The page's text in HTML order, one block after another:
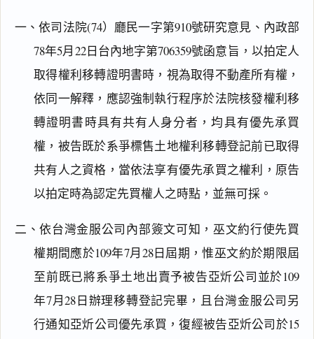
一、依司法院(74）廳民一字第910號研究意見、內政部
78年5月22日台內地字第706359號函意旨，以拍定人
取得權利移轉證明書時，視為取得不動產所有權，
依同一解釋，應認強制執行程序於法院核發權利移
轉證明書時具有共有人身分者，均具有優先承買
權，被告既於系爭標售土地權利移轉登記前已取得
共有人之資格，當依法享有優先承買之權利，原告
以拍定時為認定先買權人之時點，並無可採。
二、依台灣金服公司內部簽文可知，巫文約行使先買
權期間應於109年7月28日屆期，惟巫文約於期限屆
至前既已將系爭土地出賣予被告亞炘公司並於109
年7月28日辦理移轉登記完畢，且台灣金服公司另
行通知亞炘公司優先承買，復經被告亞炘公司於15